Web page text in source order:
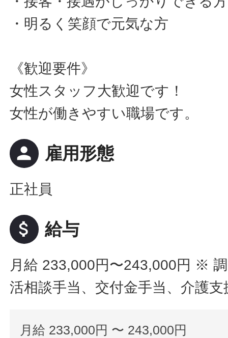
・明るく笑顔で元気な方
《歓迎要件》
女性スタッフ大歓迎です！
女性が働きやすい職場です。
person 雇用形態
正社員
attach_money 給与
月給 233,000円〜243,000円 ※ 調
活相談手当、交付金手当、介護
月給 233,000円 〜 243,000円